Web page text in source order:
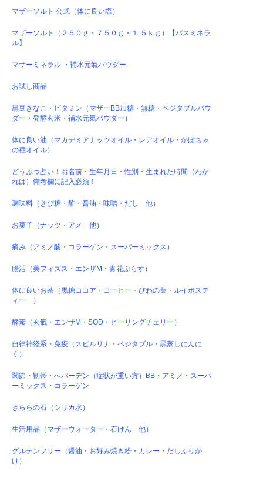
マザーソルト 公式（体に良い塩）
マザーソルト（２５０ｇ・７５０ｇ・１.５ｋｇ）【バスミネラ
ル】
マザーミネラル ・補水元氣パウダー
お試し商品
黒豆きなこ・ビタミン（マザーBB加糖・無糖・ベジタブルパウ
ダー・発酵玄米・補水元氣パウダー）
体に良い油（マカデミアナッツオイル・レアオイル・かぼちゃ
の種オイル）
どうぶつ占い！お名前・生年月日・性別・生まれた時間（わか
れば）備考欄に記入必須！
調味料（きび糖・酢・醤油・味噌・だし 他）
お菓子（ナッツ・アメ 他）
痛み（アミノ酸・コラーゲン・スーパーミックス）
腸活（美フィズス・エンザM・青花ぷらす）
体に良いお茶（黒糖ココア・コーヒー・びわの葉・ルイボステ
ィー ）
酵素（玄氣・エンザM・SOD・ヒーリングチェリー）
自律神経系・免疫（スピルリナ・ベジタブル・黒蒸しにんに
く）
関節・靭帯・へバーデン（症状が重い方）BB・アミノ・スーパ
ーミックス・コラーゲン
きららの石（シリカ水）
生活用品（マザーウォーター・石けん 他）
グルテンフリー（醤油・お好み焼き粉・カレー・だしふりか
け）